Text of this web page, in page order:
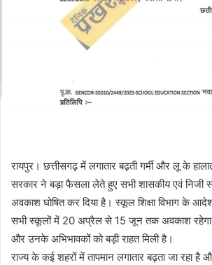
रायपुर। छत्तीसगढ़ में लगातार बढ़ती गर्मी और लू के
सरकार ने बड़ा फैसला लेते हुए सभी शासकीय एवं निजी
अवकाश घोषित कर दिया है। स्कूल शिक्षा विभाग के
सभी स्कूलों में 20 अप्रैल से 15 जून तक अवकाश रहेगा।
और उनके अभिभावकों को बड़ी राहत मिली है।
राज्य के कई शहरों में तापमान लगातार बढ़ता जा रहा है